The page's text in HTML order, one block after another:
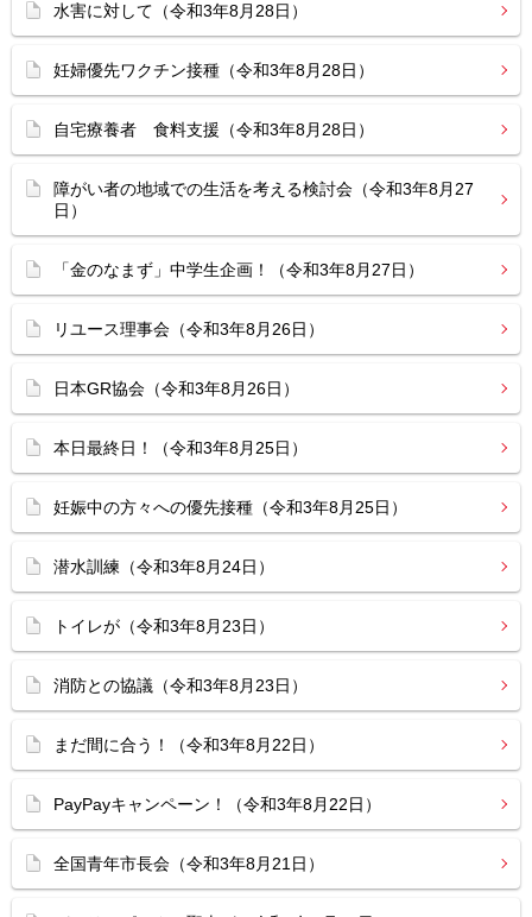
水害に対して（令和3年8月28日）
妊婦優先ワクチン接種（令和3年8月28日）
自宅療養者 食料支援（令和3年8月28日）
障がい者の地域での生活を考える検討会（令和3年8月27
日）
「金のなまず」中学生企画！（令和3年8月27日）
リユース理事会（令和3年8月26日）
日本GR協会（令和3年8月26日）
本日最終日！（令和3年8月25日）
妊娠中の方々への優先接種（令和3年8月25日）
潜水訓練（令和3年8月24日）
トイレが（令和3年8月23日）
消防との協議（令和3年8月23日）
まだ間に合う！（令和3年8月22日）
PayPayキャンペーン！（令和3年8月22日）
全国青年市長会（令和3年8月21日）